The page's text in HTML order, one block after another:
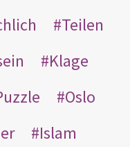
Teilen
Klage
Oslo
Islam